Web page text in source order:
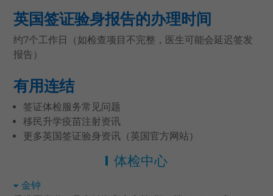
英国签证验身报告的办理时间
约7个工作日（如检查项目不完整，医生可能会延迟签发
报告）
有用连结
签证体检服务常见问题
移民升学疫苗注射资讯
更多英国签证验身资讯（英国官方网站）
体检中心
金钟